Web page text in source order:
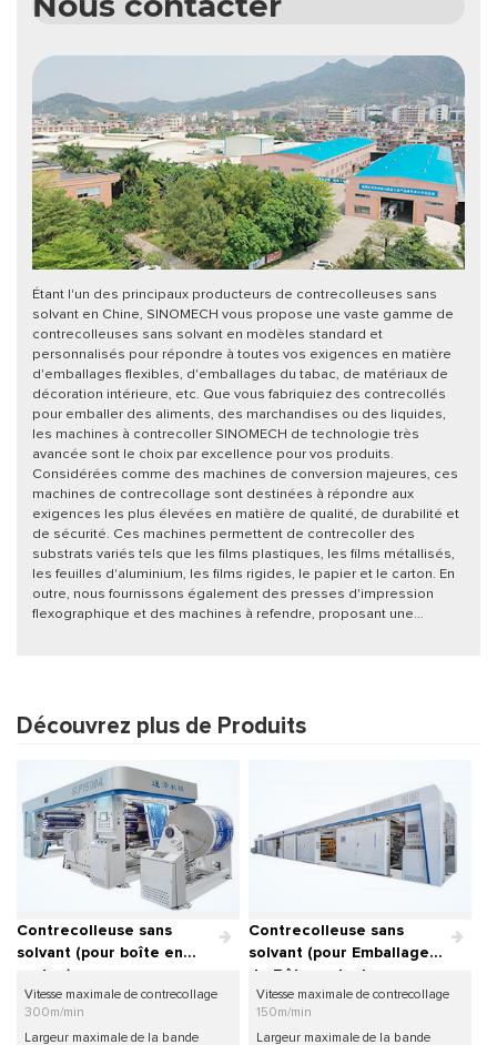
Étant l'un des principaux producteurs de contrecolleuses sans
solvant en Chine, SINOMECH vous propose une vaste gamme de
contrecolleuses sans solvant en modèles standard et
personnalisés pour répondre à toutes vos exigences en matière
d'emballages flexibles, d'emballages du tabac, de matériaux de
décoration intérieure, etc. Que vous fabriquiez des contrecollés
pour emballer des aliments, des marchandises ou des liquides,
les machines à contrecoller SINOMECH de technologie très
avancée sont le choix par excellence pour vos produits.
Considérées comme des machines de conversion majeures, ces
machines de contrecollage sont destinées à répondre aux
exigences les plus élevées en matière de qualité, de durabilité et
de sécurité. Ces machines permettent de contrecoller des
substrats variés tels que les films plastiques, les films métallisés,
les feuilles d'aluminium, les films rigides, le papier et le carton. En
outre, nous fournissons également des presses d'impression
flexographique et des machines à refendre, proposant une
l'environnement. Nous sommes toujours à la disposition de nos
clients pour leur apporter notre savoir-faire et expérience dans le
Découvrez plus de Produits
Contrecolleuse sans
solvant (pour boîte en
carton)
Vitesse maximale de contrecollage
300m/min
Largeur maximale de la bande
Contrecolleuse sans
solvant (pour Emballage
de Bâtonnets de
fromage)
Vitesse maximale de contrecollage
150m/min
Largeur maximale de la bande